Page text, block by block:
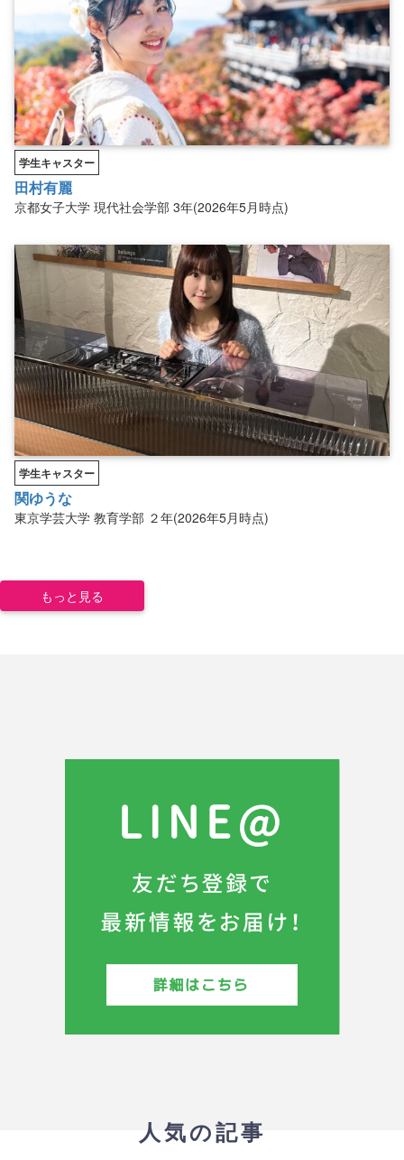
学生キャスター
田村有麗
京都女子大学 現代社会学部 3年(2026年5月時点)
学生キャスター
関ゆうな
東京学芸大学 教育学部 ２年(2026年5月時点)
もっと見る
人気の記事